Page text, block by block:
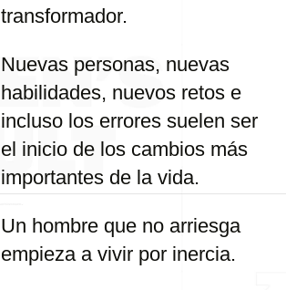
transformador.
Nuevas personas, nuevas
habilidades, nuevos retos e
incluso los errores suelen ser
el inicio de los cambios más
importantes de la vida.
Un hombre que no arriesga
empieza a vivir por inercia.